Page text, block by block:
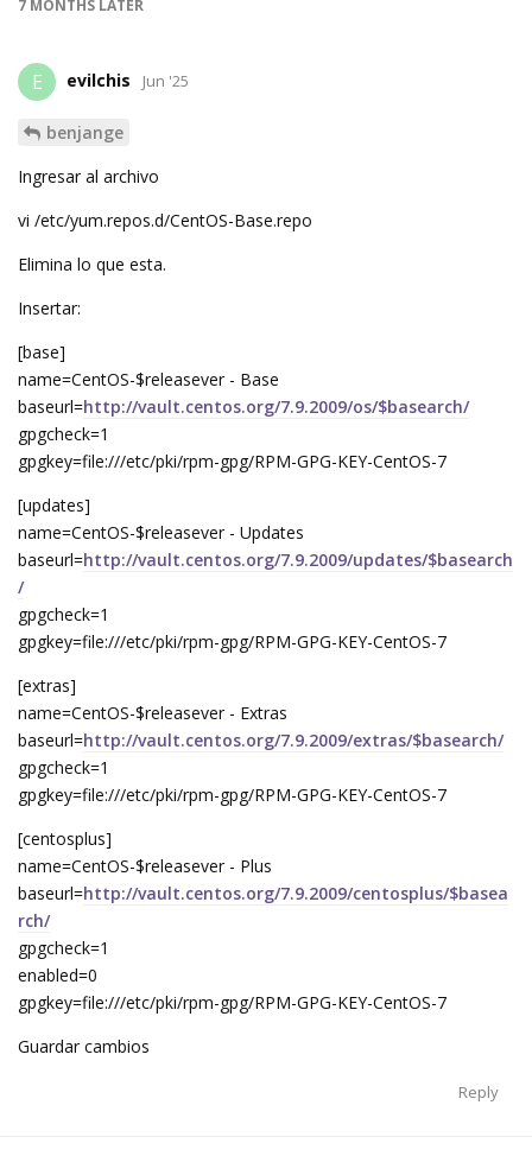
7 MONTHS LATER
E evilchis Jun '25
benjange
Ingresar al archivo
vi /etc/yum.repos.d/CentOS-Base.repo
Elimina lo que esta.
Insertar:
[base]
name=CentOS-$releasever - Base
baseurl=http://vault.centos.org/7.9.2009/os/$basearch/
gpgcheck=1
gpgkey=file:///etc/pki/rpm-gpg/RPM-GPG-KEY-CentOS-7
[updates]
name=CentOS-$releasever - Updates
baseurl=http://vault.centos.org/7.9.2009/updates/$basearch
/
gpgcheck=1
gpgkey=file:///etc/pki/rpm-gpg/RPM-GPG-KEY-CentOS-7
[extras]
name=CentOS-$releasever - Extras
baseurl=http://vault.centos.org/7.9.2009/extras/$basearch/
gpgcheck=1
gpgkey=file:///etc/pki/rpm-gpg/RPM-GPG-KEY-CentOS-7
[centosplus]
name=CentOS-$releasever - Plus
baseurl=http://vault.centos.org/7.9.2009/centosplus/$basea
rch/
gpgcheck=1
enabled=0
gpgkey=file:///etc/pki/rpm-gpg/RPM-GPG-KEY-CentOS-7
Guardar cambios
Reply